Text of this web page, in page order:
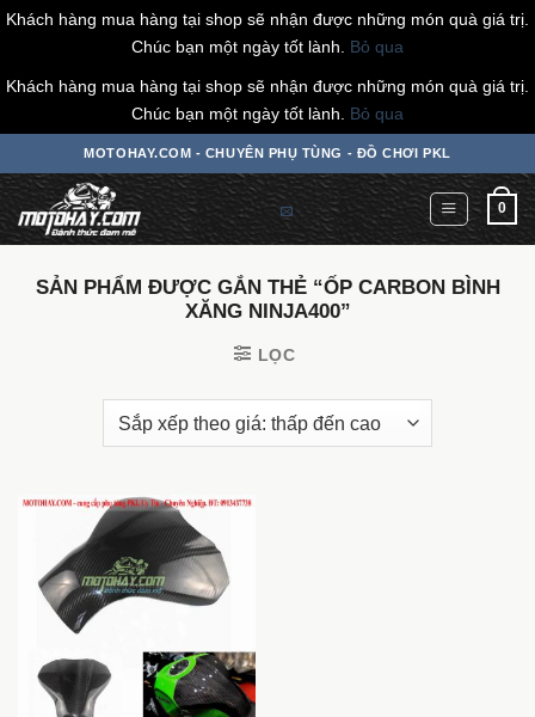
Khách hàng mua hàng tại shop sẽ nhận được những món quà giá trị.
Chúc bạn một ngày tốt lành. Bỏ qua
Khách hàng mua hàng tại shop sẽ nhận được những món quà giá trị.
Chúc bạn một ngày tốt lành. Bỏ qua
đến
dung
MOTOHAY.COM - CHUYÊN PHỤ TÙNG - ĐỒ CHƠI PKL
0
SẢN PHẨM ĐƯỢC GẮN THẺ “ỐP CARBON BÌNH
XĂNG NINJA400”
LỌC